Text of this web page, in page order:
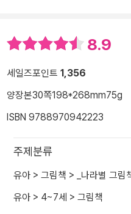
8.9
세일즈포인트 1,356
양장본30쪽198*268mm75g
ISBN 9788970942223
주제분류
유아 > 그림책 > _나라별 그림
유아 > 4~7세 > 그림책